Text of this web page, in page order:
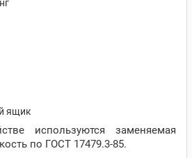
ящик
используются заменяемая
по ГОСТ 17479.3-85.